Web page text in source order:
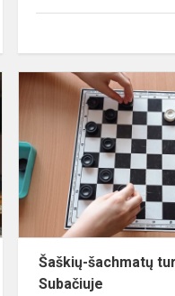
Sporto
varžybos
socialinių
paslaugų
namuose
Šaškių-šachmatų
Subačiuje